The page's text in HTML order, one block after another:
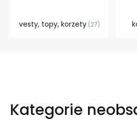
vesty, topy, korzety 27
Kategorie